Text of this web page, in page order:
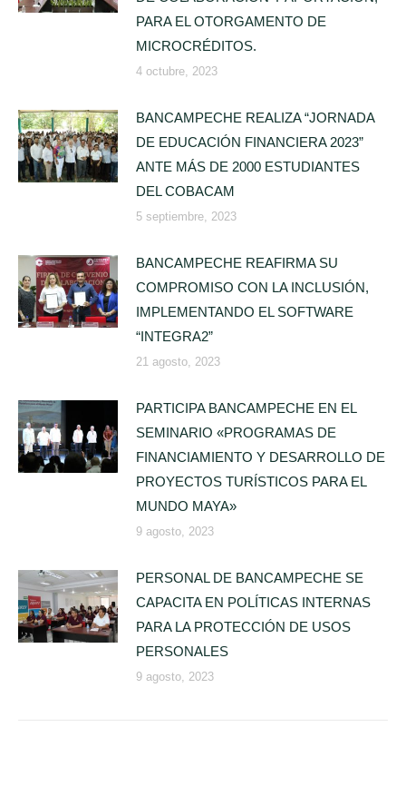
PARA EL OTORGAMENTO DE
MICROCRÉDITOS.
4 octubre, 2023
BANCAMPECHE REALIZA “JORNADA
DE EDUCACIÓN FINANCIERA 2023”
ANTE MÁS DE 2000 ESTUDIANTES
DEL COBACAM
5 septiembre, 2023
BANCAMPECHE REAFIRMA SU
COMPROMISO CON LA INCLUSIÓN,
IMPLEMENTANDO EL SOFTWARE
“INTEGRA2”
21 agosto, 2023
PARTICIPA BANCAMPECHE EN EL
SEMINARIO «PROGRAMAS DE
FINANCIAMIENTO Y DESARROLLO DE
PROYECTOS TURÍSTICOS PARA EL
MUNDO MAYA»
9 agosto, 2023
PERSONAL DE BANCAMPECHE SE
CAPACITA EN POLÍTICAS INTERNAS
PARA LA PROTECCIÓN DE USOS
PERSONALES
9 agosto, 2023